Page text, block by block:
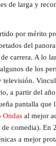
de larga y
por mérito
del
carrera. A lo
de los
televisión.
a partir del
pantalla que
Ondas al mejor
comedia). En
a mejor